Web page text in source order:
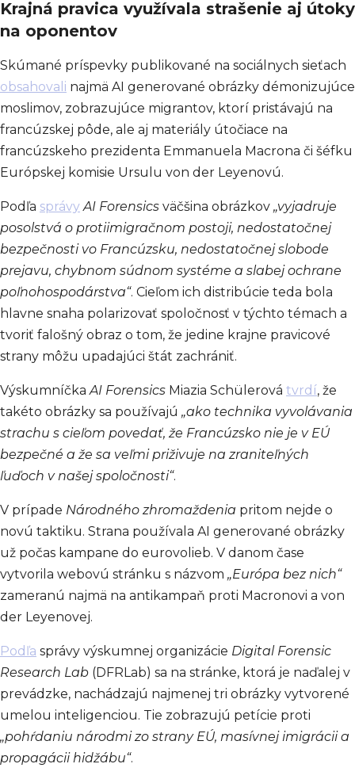
Krajná pravica využívala strašenie aj útoky
na oponentov
Skúmané príspevky publikované na sociálnych sieťach
obsahovali najmä AI generované obrázky démonizujúce
moslimov, zobrazujúce migrantov, ktorí pristávajú na
francúzskej pôde, ale aj materiály útočiace na
francúzskeho prezidenta Emmanuela Macrona či šéfku
Európskej komisie Ursulu von der Leyenovú.
Podľa správy AI Forensics väčšina obrázkov „vyjadruje
posolstvá o protiimigračnom postoji, nedostatočnej
bezpečnosti vo Francúzsku, nedostatočnej slobode
prejavu, chybnom súdnom systéme a slabej ochrane
poľnohospodárstva“. Cieľom ich distribúcie teda bola
hlavne snaha polarizovať spoločnosť v týchto témach a
tvoriť falošný obraz o tom, že jedine krajne pravicové
strany môžu upadajúci štát zachrániť.
Výskumníčka AI Forensics Miazia Schülerová tvrdí, že
takéto obrázky sa používajú „ako technika vyvolávania
strachu s cieľom povedať, že Francúzsko nie je v EÚ
bezpečné a že sa veľmi priživuje na zraniteľných
ľuďoch v našej spoločnosti“.
V prípade Národného zhromaždenia pritom nejde o
novú taktiku. Strana používala AI generované obrázky
už počas kampane do eurovolieb. V danom čase
vytvorila webovú stránku s názvom „Európa bez nich“
zameranú najmä na antikampaň proti Macronovi a von
der Leyenovej.
Podľa správy výskumnej organizácie Digital Forensic
Research Lab (DFRLab) sa na stránke, ktorá je naďalej v
prevádzke, nachádzajú najmenej tri obrázky vytvorené
umelou inteligenciou. Tie zobrazujú petície proti
„pohŕdaniu národmi zo strany EÚ, masívnej imigrácii a
propagácii hidžábu“.